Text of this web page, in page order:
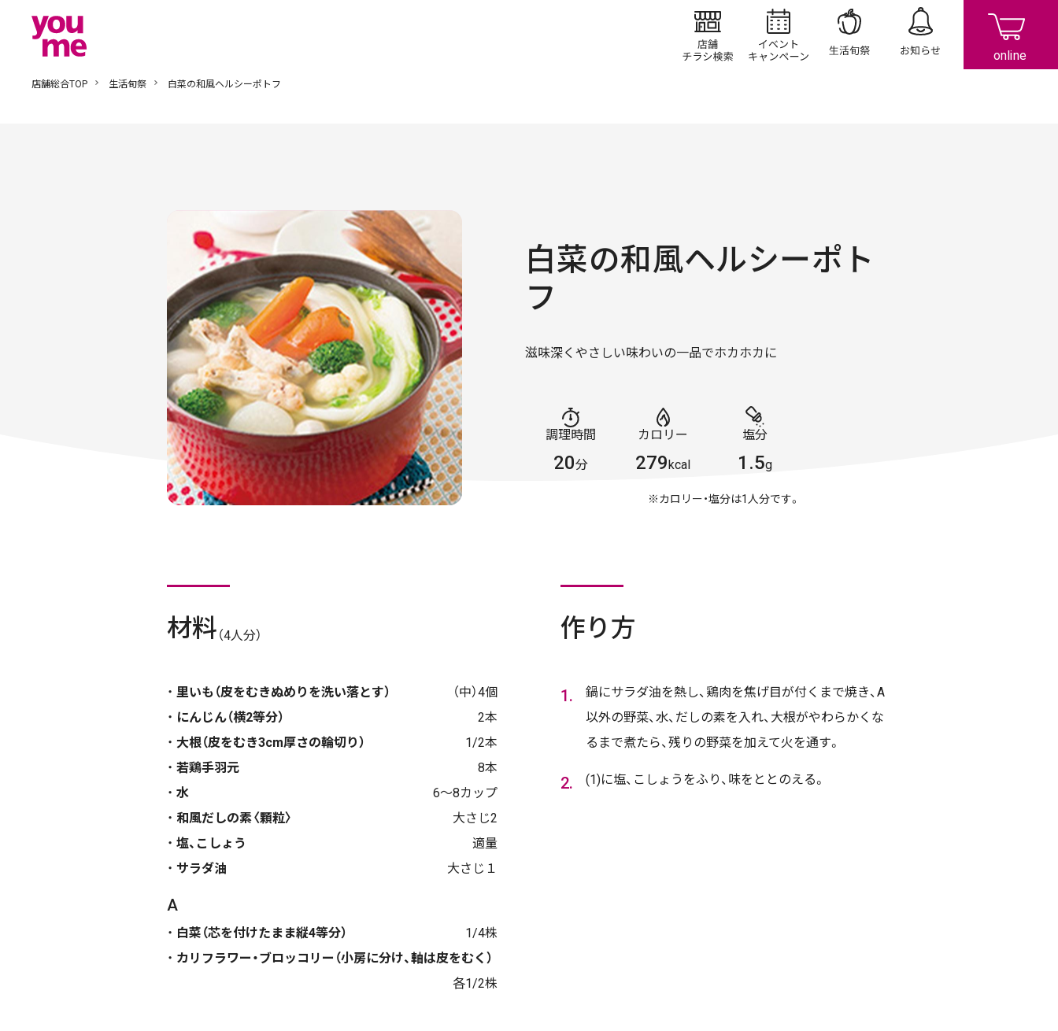
店舗/チラシ検索イベント/キャンペーン
生活旬祭 お知らせ
店舗総合TOP 生活旬祭 白菜の和風ヘルシーポトフ
白菜の和風ヘルシーポト
フ
滋味深くやさしい味わいの一品でホカホカに
調理時間
20分
カロリー
279kcal
塩分
1.5g
※カロリー・塩分は1人分です。
材料 （4人分）
里いも（皮をむきぬめりを洗い落とす）
（中）4個
にんじん（横2等分）
2本
大根（皮をむき3cm厚さの輪切り）
1/2本
若鶏手羽元
8本
水
6～8カップ
和風だしの素〈顆粒〉
大さじ2
塩、こしょう
適量
サラダ油
大さじ１
A
白菜（芯を付けたまま縦4等分）
1/4株
カリフラワー・ブロッコリー（小房に分け、軸は皮をむく）
各1/2株
作り方
鍋にサラダ油を熱し、鶏肉を焦げ目が付くまで焼き、A
以外の野菜、水、だしの素を入れ、大根がやわらかくな
るまで煮たら、残りの野菜を加えて火を通す。
(1)に塩、こしょうをふり、味をととのえる。